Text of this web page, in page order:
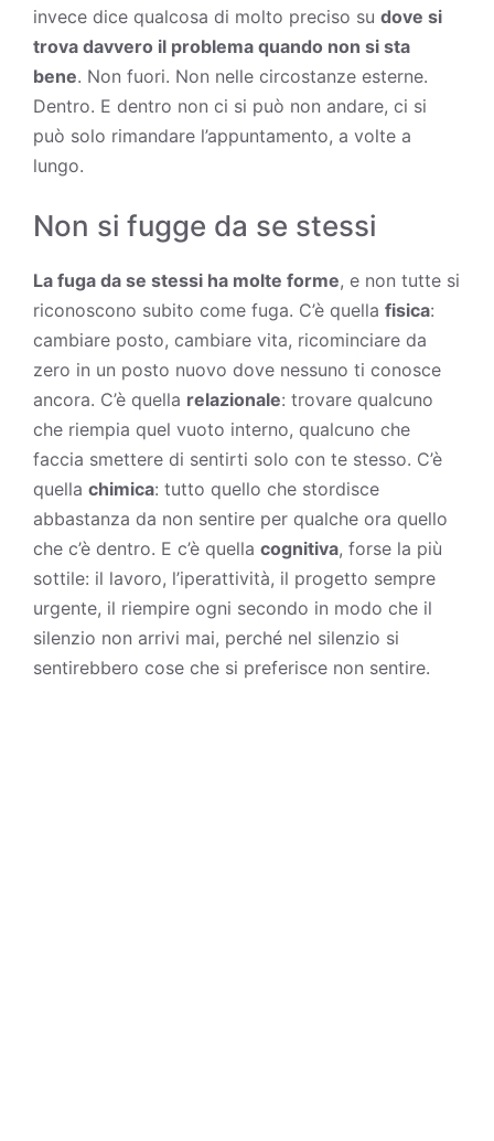
invece dice qualcosa di molto preciso su dove si
trova davvero il problema quando non si sta
bene. Non fuori. Non nelle circostanze esterne.
Dentro. E dentro non ci si può non andare, ci si
può solo rimandare l’appuntamento, a volte a
lungo.
Non si fugge da se stessi
La fuga da se stessi ha molte forme, e non tutte si
riconoscono subito come fuga. C’è quella fisica:
cambiare posto, cambiare vita, ricominciare da
zero in un posto nuovo dove nessuno ti conosce
ancora. C’è quella relazionale: trovare qualcuno
che riempia quel vuoto interno, qualcuno che
faccia smettere di sentirti solo con te stesso. C’è
quella chimica: tutto quello che stordisce
abbastanza da non sentire per qualche ora quello
che c’è dentro. E c’è quella cognitiva, forse la più
sottile: il lavoro, l’iperattività, il progetto sempre
urgente, il riempire ogni secondo in modo che il
silenzio non arrivi mai, perché nel silenzio si
sentirebbero cose che si preferisce non sentire.